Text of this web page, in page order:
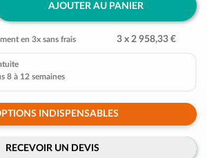
AJOUTER AU PANIER
en 3x sans frais 3 x 2 958,33 €
8 à 12 semaines
INDISPENSABLES
RECEVOIR UN DEVIS